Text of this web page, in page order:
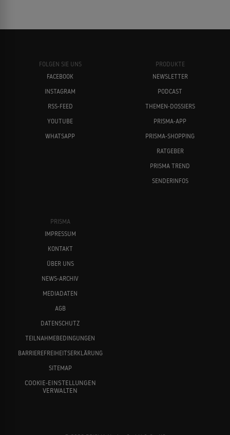
FOLGEN SIE UNS
FACEBOOK
INSTAGRAM
RSS-FEED
YOUTUBE
WHATSAPP
PRODUKTE
NEWSLETTER
PODCAST
THEMEN-DOSSIERS
PRISMA-APP
PRISMA-SHOPPING
RATGEBER
PRISMA TREND
SENDERINFOS
PRISMA
IMPRESSUM
KONTAKT
ÜBER UNS
NEWS-ARCHIV
MEDIADATEN
AGB
DATENSCHUTZ
TEILNAHMEBEDINGUNGEN
BARRIEREFREIHEITSERKLÄRUNG
SITEMAP
COOKIE-EINSTELLUNGEN
VERWALTEN